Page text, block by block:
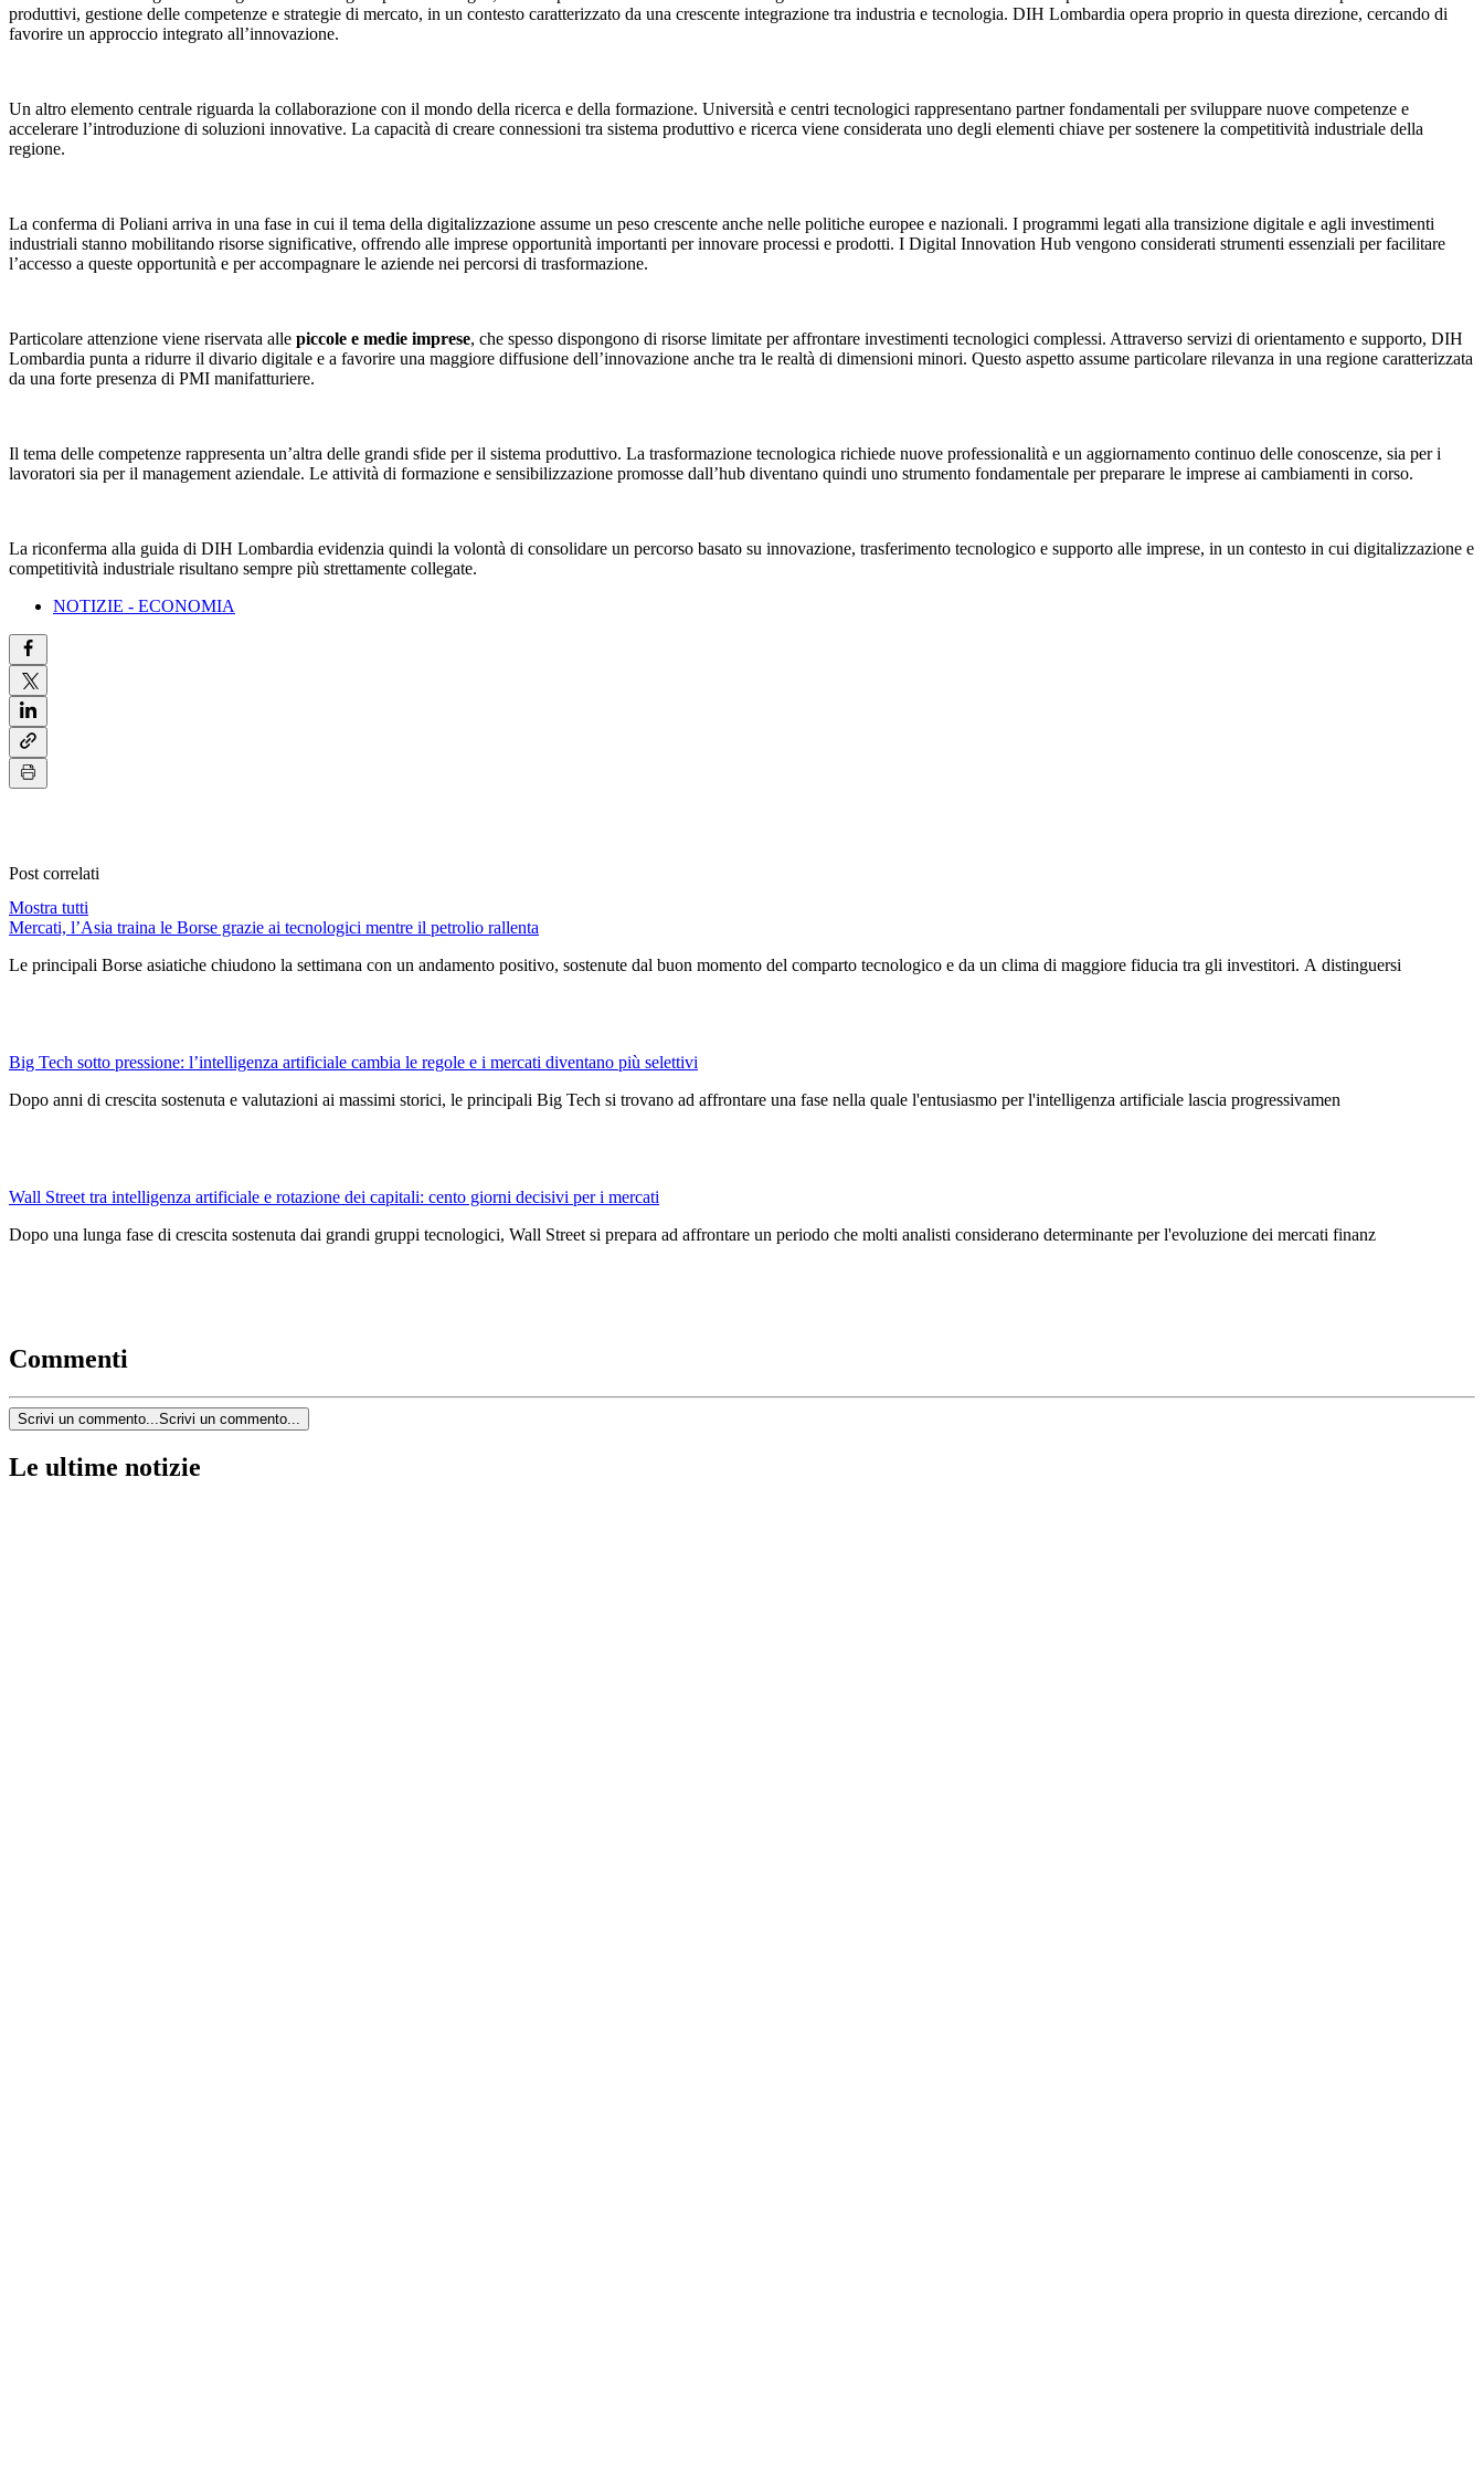
produttivi, gestione delle competenze e strategie di mercato, in un contesto caratterizzato da una crescente integrazione tra industria e tecnologia. DIH Lombardia opera proprio in questa direzione, cercando di
favorire un approccio integrato all’innovazione.
Un altro elemento centrale riguarda la collaborazione con il mondo della ricerca e della formazione. Università e centri tecnologici rappresentano partner fondamentali per sviluppare nuove competenze e
accelerare l’introduzione di soluzioni innovative. La capacità di creare connessioni tra sistema produttivo e ricerca viene considerata uno degli elementi chiave per sostenere la competitività industriale della
regione.
La conferma di Poliani arriva in una fase in cui il tema della digitalizzazione assume un peso crescente anche nelle politiche europee e nazionali. I programmi legati alla transizione digitale e agli investimenti
industriali stanno mobilitando risorse significative, offrendo alle imprese opportunità importanti per innovare processi e prodotti. I Digital Innovation Hub vengono considerati strumenti essenziali per facilitare
l’accesso a queste opportunità e per accompagnare le aziende nei percorsi di trasformazione.
Particolare attenzione viene riservata alle piccole e medie imprese, che spesso dispongono di risorse limitate per affrontare investimenti tecnologici complessi. Attraverso servizi di orientamento e supporto, DIH
Lombardia punta a ridurre il divario digitale e a favorire una maggiore diffusione dell’innovazione anche tra le realtà di dimensioni minori. Questo aspetto assume particolare rilevanza in una regione caratterizzata
da una forte presenza di PMI manifatturiere.
Il tema delle competenze rappresenta un’altra delle grandi sfide per il sistema produttivo. La trasformazione tecnologica richiede nuove professionalità e un aggiornamento continuo delle conoscenze, sia per i
lavoratori sia per il management aziendale. Le attività di formazione e sensibilizzazione promosse dall’hub diventano quindi uno strumento fondamentale per preparare le imprese ai cambiamenti in corso.
La riconferma alla guida di DIH Lombardia evidenzia quindi la volontà di consolidare un percorso basato su innovazione, trasferimento tecnologico e supporto alle imprese, in un contesto in cui digitalizzazione e
competitività industriale risultano sempre più strettamente collegate.
NOTIZIE - ECONOMIA
Post correlati
Mostra tutti
Mercati, l’Asia traina le Borse grazie ai tecnologici mentre il petrolio rallenta
Le principali Borse asiatiche chiudono la settimana con un andamento positivo, sostenute dal buon momento del comparto tecnologico e da un clima di maggiore fiducia tra gli investitori. A distinguersi
Big Tech sotto pressione: l’intelligenza artificiale cambia le regole e i mercati diventano più selettivi
Dopo anni di crescita sostenuta e valutazioni ai massimi storici, le principali Big Tech si trovano ad affrontare una fase nella quale l'entusiasmo per l'intelligenza artificiale lascia progressivamen
Wall Street tra intelligenza artificiale e rotazione dei capitali: cento giorni decisivi per i mercati
Dopo una lunga fase di crescita sostenuta dai grandi gruppi tecnologici, Wall Street si prepara ad affrontare un periodo che molti analisti considerano determinante per l'evoluzione dei mercati finanz
Commenti
Scrivi un commento... Scrivi un commento...
Le ultime notizie